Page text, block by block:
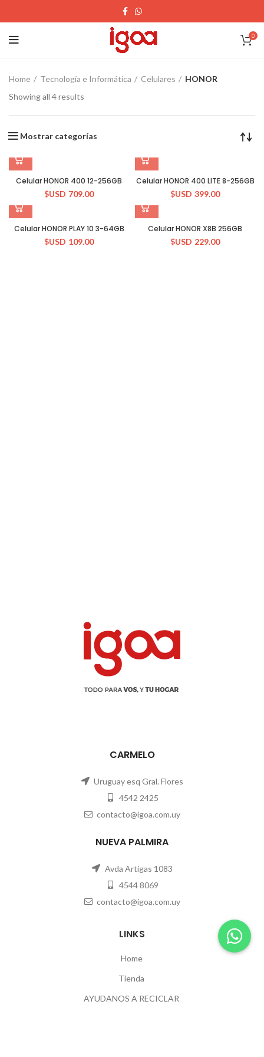
0
Home Tecnología e Informática Celulares
HONOR
Showing all 4 results
Mostrar categorías
Celular HONOR 400 12-256GB
$USD 709.00
Celular HONOR 400 LITE 8-256GB
$USD 399.00
Celular HONOR PLAY 10 3-64GB
$USD 109.00
Celular HONOR X8B 256GB
$USD 229.00
CARMELO
Uruguay esq Gral. Flores
4542 2425
contacto@igoa.com.uy
NUEVA PALMIRA
Avda Artigas 1083
4544 8069
contacto@igoa.com.uy
LINKS
Home
Tienda
AYUDANOS A RECICLAR